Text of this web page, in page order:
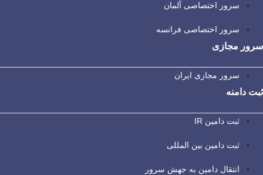
سرور اختصاصی آلمان
سرور اختصاصی فرانسه
سرور مجازی
سرور مجازی ایران
ثبت دامنه
ثبت دامین IR
ثبت دامین بین المللی
انتقال دامین به جهش سرور